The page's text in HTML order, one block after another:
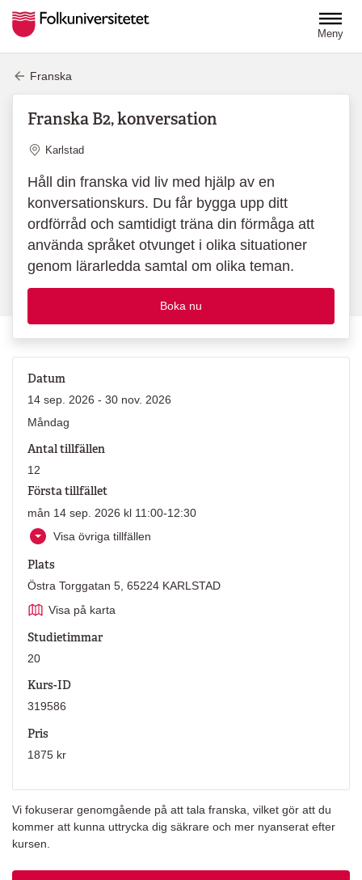
Meny
Franska
Franska B2, konversation
Plats
Karlstad
Håll din franska vid liv med hjälp av en
konversationskurs. Du får bygga upp ditt
ordförråd och samtidigt träna din förmåga att
använda språket otvunget i olika situationer
genom lärarledda samtal om olika teman.
Boka nu
Vi fokuserar genomgående på att tala franska, vilket gör att du
kommer att kunna uttrycka dig säkrare och mer nyanserat efter
kursen.
Datum
14 sep. 2026 - 30 nov. 2026
Måndag
Antal tillfällen
12
Första tillfället
mån 14 sep. 2026 kl 11:00-12:30
Visa övriga tillfällen
Plats
Östra Torggatan 5, 65224 KARLSTAD
Visa på karta
Studietimmar
20
Kurs-ID
319586
Pris
1875 kr